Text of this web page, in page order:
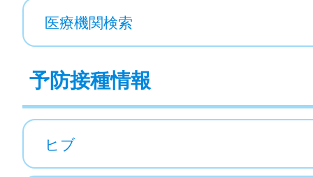
医療機関検索
予防接種情報
ヒブ